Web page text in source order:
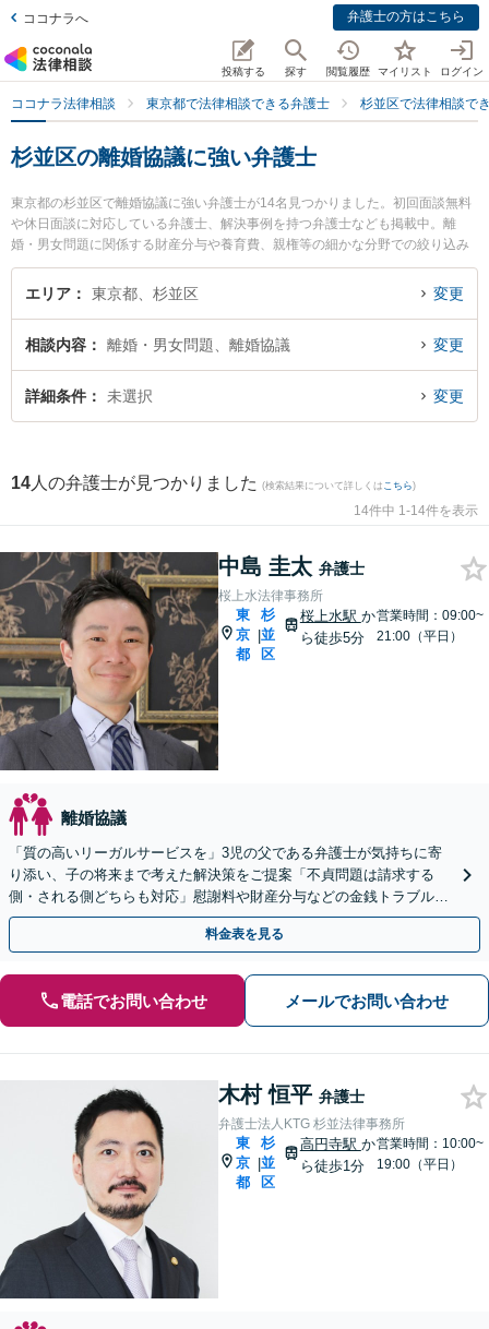
ココナラへ 弁護士の方はこちら
投稿する 探す 閲覧履歴 マイリスト ログイン
ココナラ法律相談 東京都で法律相談できる弁護士 杉並区で法律相談で
杉並区の離婚協議に強い弁護士
東京都の杉並区で離婚協議に強い弁護士が14名見つかりました。初回面談無料
や休日面談に対応している弁護士、解決事例を持つ弁護士なども掲載中。離
婚・男女問題に関係する財産分与や養育費、親権等の細かな分野での絞り込み
検索もでき便利です。特に桜上水法律事務所の中島 圭太弁護士や弁護士法人KT
G 杉並法律事務所の木村 恒平弁護士、弁護士法人KTG 杉並法律事務所の小島
したい』『離婚協議のトラブル解決の実績豊富な近くの弁護士を検索したい』
『初回相談無料で離婚協議を法律相談できる杉並区内の弁護士に相談予約した
い』などでお困りの相談者さんにおすすめです。
エリア 東京都、杉並区 変更
相談内容 離婚・男女問題、離婚協議 変更
詳細条件 未選択 変更
14 人の弁護士が見つかりました (検索結果について詳しくは こちら)
14件中 1-14件を表示
中島 圭太 弁護士
桜上水法律事務所
東
京
都
|
杉
並
区
桜上水駅 か
ら徒歩5分
営業時間：09:00~
21:00（平日）
離婚協議
「質の高いリーガルサービスを」3児の父である弁護士が気持ちに寄
り添い、子の将来まで考えた解決策をご提案「不貞問題は請求する
側・される側どちらも対応」慰謝料や財産分与などの金銭トラブルも
お任せ【オンライン面談可】【休日相談可】【桜上水駅5分】
料金表を見る
電話でお問い合わせ メールでお問い合わせ
木村 恒平 弁護士
弁護士法人KTG 杉並法律事務所
東
京
都
|
杉
並
区
高円寺駅 か
ら徒歩1分
営業時間：10:00~
19:00（平日）